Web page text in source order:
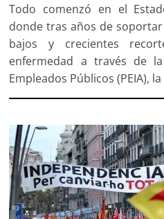
Todo comenzó en el
donde tras años de
bajos y crecientes
enfermedad a través de
Empleados Públicos (PEIA), la